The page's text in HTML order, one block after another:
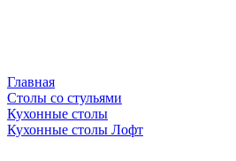
Главная
Столы со стульями
Кухонные столы
Кухонные столы Лофт